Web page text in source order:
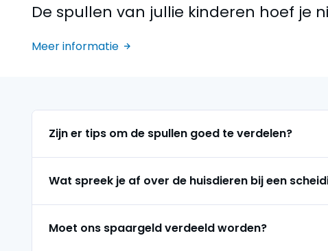
De spullen van jullie kinderen hoef je
Meer informatie
Gerelateerde
Zijn er tips om de spullen goed te verdelen?
Wat spreek je af over de huisdieren bij een
Moet ons spaargeld verdeeld worden?